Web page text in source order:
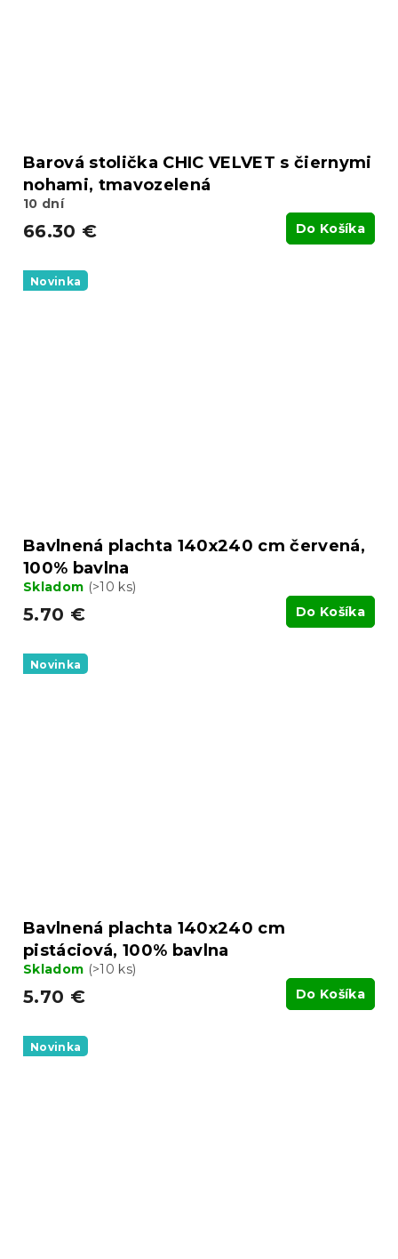
Barová stolička CHIC VELVET s čiernymi
nohami, tmavozelená
10 dní
66.30 € Do Košíka
Novinka
Bavlnená plachta 140x240 cm červená,
100% bavlna
Skladom (>10 ks)
5.70 € Do Košíka
Novinka
Bavlnená plachta 140x240 cm
pistáciová, 100% bavlna
Skladom (>10 ks)
5.70 € Do Košíka
Novinka